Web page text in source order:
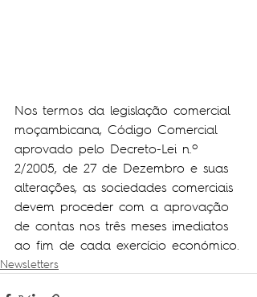
Nos termos da legislação comercial
moçambicana, Código Comercial
aprovado pelo Decreto-Lei n.º
2/2005, de 27 de Dezembro e suas
alterações, as sociedades comerciais
devem proceder com a aprovação
de contas nos três meses imediatos
ao fim de cada exercício económico.
Newsletters